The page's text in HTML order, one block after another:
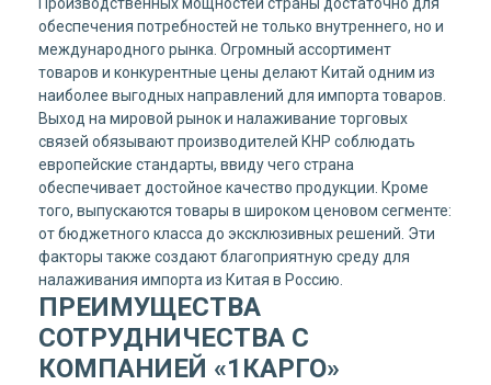
обеспечения потребностей не только внутреннего, но и
международного рынка. Огромный ассортимент
товаров и конкурентные цены делают Китай одним из
наиболее выгодных направлений для импорта товаров.
Выход на мировой рынок и налаживание торговых
связей обязывают производителей КНР соблюдать
европейские стандарты, ввиду чего страна
обеспечивает достойное качество продукции. Кроме
того, выпускаются товары в широком ценовом сегменте:
от бюджетного класса до эксклюзивных решений. Эти
факторы также создают благоприятную среду для
налаживания импорта из Китая в Россию.
ПРЕИМУЩЕСТВА
СОТРУДНИЧЕСТВА С
КОМПАНИЕЙ «1КАРГО»